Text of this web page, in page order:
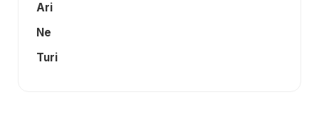
Ari
Ne
Turi